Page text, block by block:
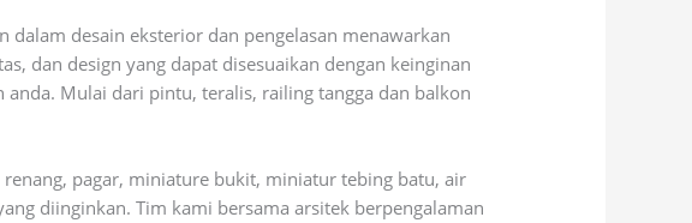
dalam desain eksterior dan pengelasan menawarkan
dan design yang dapat disesuaikan dengan keinginan
Mulai dari pintu, teralis, railing tangga dan balkon
pagar, miniature bukit, miniatur tebing batu, air
diinginkan. Tim kami bersama arsitek berpengalaman